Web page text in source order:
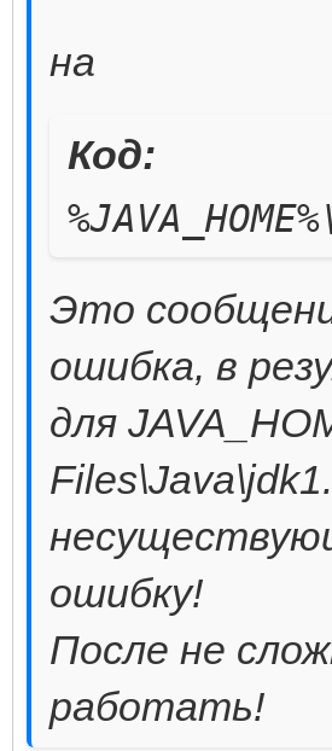
на
Код:
Это
ошибка, в
для
ошибку!
После не
работать!